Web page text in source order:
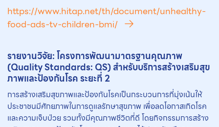
https://www.hitap.net/th/document/unhealthy-
food-ads-tv-children-bmi/
รายงานวิจัย: โครงการพัฒนามาตรฐานคุณภาพ
(Quality Standards: QS) สำหรับบริการสร้างเสริมสุข
ภาพและป้องกันโรค ระยะที่ 2
การสร้างเสริมสุขภาพและป้องกันโรคเป็นกระบวนการที่มุ่งเน้นให้
ประชาชนมีศักยภาพในการดูแลรักษาสุขภาพ เพื่อลดโอกาสเกิดโรค
และความเจ็บป่วย รวมทั้งมีคุณภาพชีวิตที่ดี โดยกิจกรรมการสร้าง